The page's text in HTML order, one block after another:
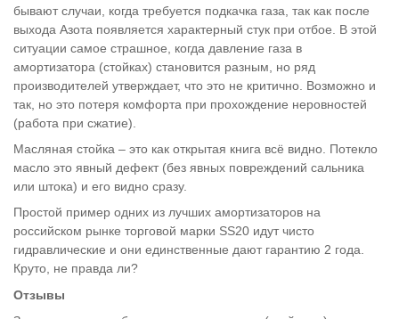
бывают случаи, когда требуется подкачка газа, так как после
выхода Азота появляется характерный стук при отбое. В этой
ситуации самое страшное, когда давление газа в
амортизатора (стойках) становится разным, но ряд
производителей утверждает, что это не критично. Возможно и
так, но это потеря комфорта при прохождение неровностей
(работа при сжатие).
Масляная стойка – это как открытая книга всё видно. Потекло
масло это явный дефект (без явных повреждений сальника
или штока) и его видно сразу.
Простой пример одних из лучших амортизаторов на
российском рынке торговой марки SS20 идут чисто
гидравлические и они единственные дают гарантию 2 года.
Круто, не правда ли?
Отзывы